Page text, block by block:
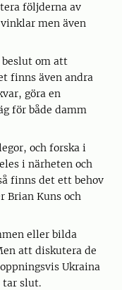
följderna av
men även
om att
finns även andra
göra en
för både damm
och forska i
i närheten och
finns det ett behov
Brian Kuns och
eller bilda
att diskutera de
Ukraina
tar slut.